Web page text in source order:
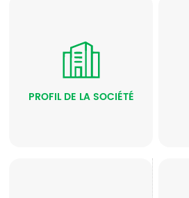
PROFIL DE LA SOCIÉTÉ